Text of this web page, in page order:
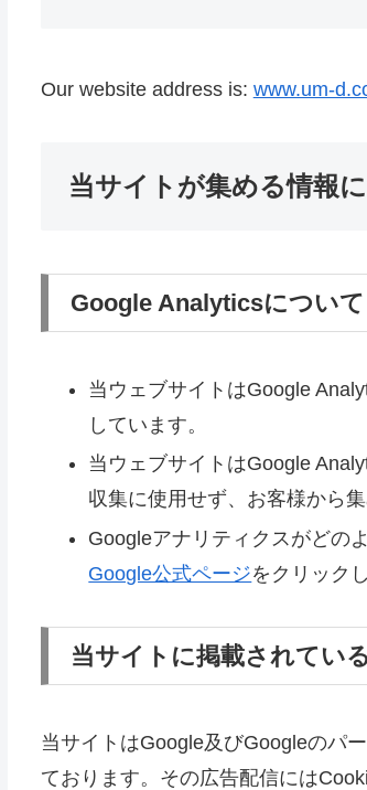
Our website address is: www.um-
当サイトが集める情報
Google Analyticsについて
当ウェブサイトはGoogle
しています。
当ウェブサイトはGoogle
収集に使用せず、お客様から
Googleアナリティクスがどの
Google公式ページをクリック
当サイトに掲載されてい
当サイトはGoogle及びGoogleのパ
ております。その広告配信には